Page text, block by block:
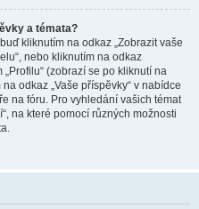
a témata?
kliknutím na odkaz „Zobrazit vaše
nebo kliknutím na odkaz
(zobrazí se po kliknutí na
odkaz „Vaše příspěvky“ v nabídce
na fóru. Pro vyhledání vašich témat
na které pomocí různých možnosti